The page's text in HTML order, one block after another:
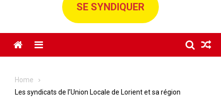
SE SYNDIQUER
Menu
Home
Les syndicats de l’Union Locale de Lorient et sa région